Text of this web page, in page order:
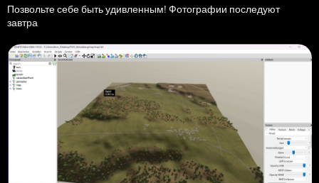
Позвольте себе быть удивленным! Фотографии последуют
завтра